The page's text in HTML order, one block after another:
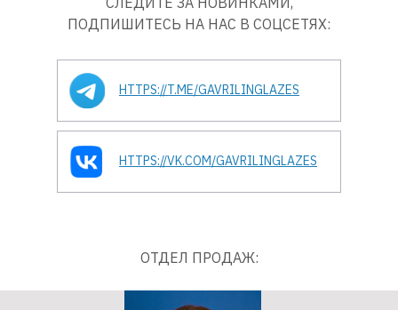
ПОДПИШИТЕСЬ НА НАС В СОЦСЕТЯХ:
ОТДЕЛ ПРОДАЖ:
HTTPS://T.ME/GAVRILINGLAZES
HTTPS://VK.COM/GAVRILINGLAZES